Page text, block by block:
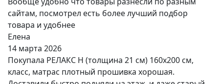
сайтам, посмотрел есть более лучший подбор
товара и удобнее
Елена
14 марта 2026
Покупала РЕЛАКС Н (толщина 21 см) 160х200 см,
класс, матрас плотный прошивка хорошая.